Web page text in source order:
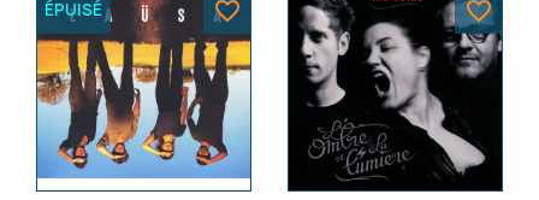
ÉPUISÉ favorite_border favorite_border